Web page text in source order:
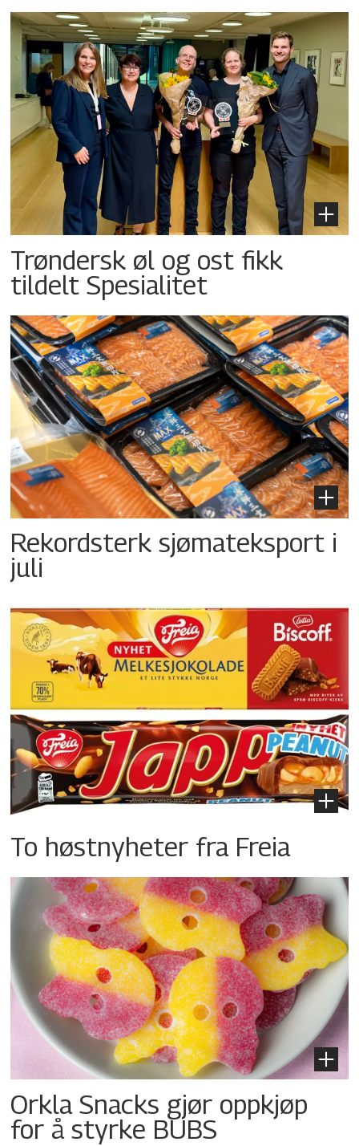
Trøndersk øl og ost fikk
tildelt Spesialitet
Rekordsterk sjømateksport i
juli
To høstnyheter fra Freia
Orkla Snacks gjør oppkjøp
for å styrke BUBS